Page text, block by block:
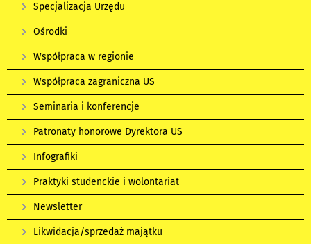
Specjalizacja Urzędu
Ośrodki
Współpraca w regionie
Współpraca zagraniczna US
Seminaria i konferencje
Patronaty honorowe Dyrektora US
Infografiki
Praktyki studenckie i wolontariat
Newsletter
Likwidacja/sprzedaż majątku